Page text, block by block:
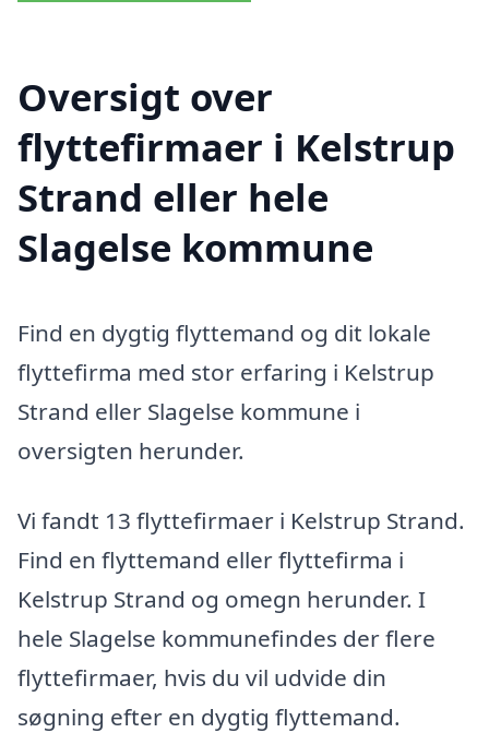
Oversigt over
flyttefirmaer i Kelstrup
Strand eller hele
Slagelse kommune
Find en dygtig flyttemand og dit lokale
flyttefirma med stor erfaring i Kelstrup
Strand eller Slagelse kommune i
oversigten herunder.
Vi fandt 13 flyttefirmaer i Kelstrup Strand.
Find en flyttemand eller flyttefirma i
Kelstrup Strand og omegn herunder. I
hele Slagelse kommunefindes der flere
flyttefirmaer, hvis du vil udvide din
søgning efter en dygtig flyttemand.